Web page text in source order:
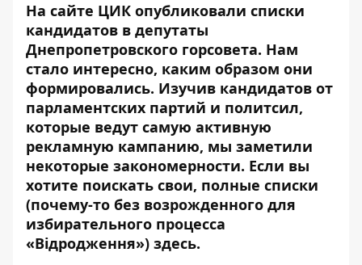
На сайте ЦИК опубликовали списки
кандидатов в депутаты
Днепропетровского горсовета. Нам
стало интересно, каким образом они
формировались. Изучив кандидатов от
парламентских партий и политсил,
которые ведут самую активную
рекламную кампанию, мы заметили
некоторые закономерности. Если вы
хотите поискать свои, полные списки
(почему-то без возрожденного для
избирательного процесса
«Відродження») здесь.